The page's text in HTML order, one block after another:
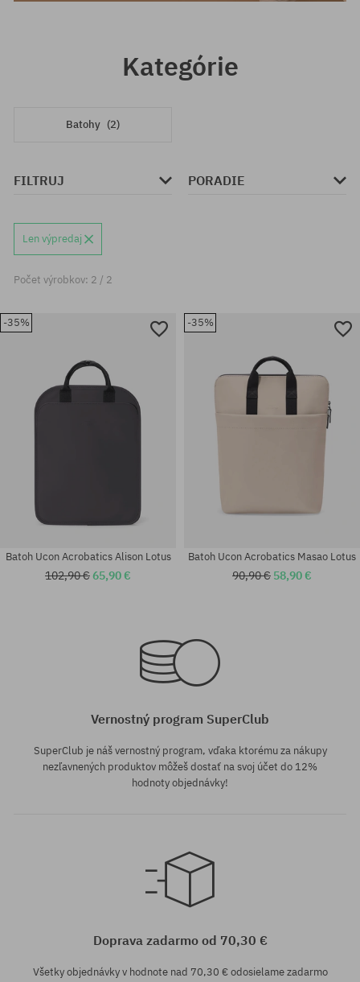
Kategórie
Batohy (2)
FILTRUJ PORADIE
Len výpredaj
Počet výrobkov: 2 / 2
-35%
Batoh Ucon Acrobatics Alison Lotus
102,90 €65,90 €
-35%
Batoh Ucon Acrobatics Masao Lotus
90,90 € 58,90 €
Vernostný program SuperClub
SuperClub je náš vernostný program, vďaka ktorému za nákupy
nezľavnených produktov môžeš dostať na svoj účet do 12%
hodnoty objednávky!
Doprava zadarmo od 70,30 €
Všetky objednávky v hodnote nad 70,30 € odosielame zadarmo